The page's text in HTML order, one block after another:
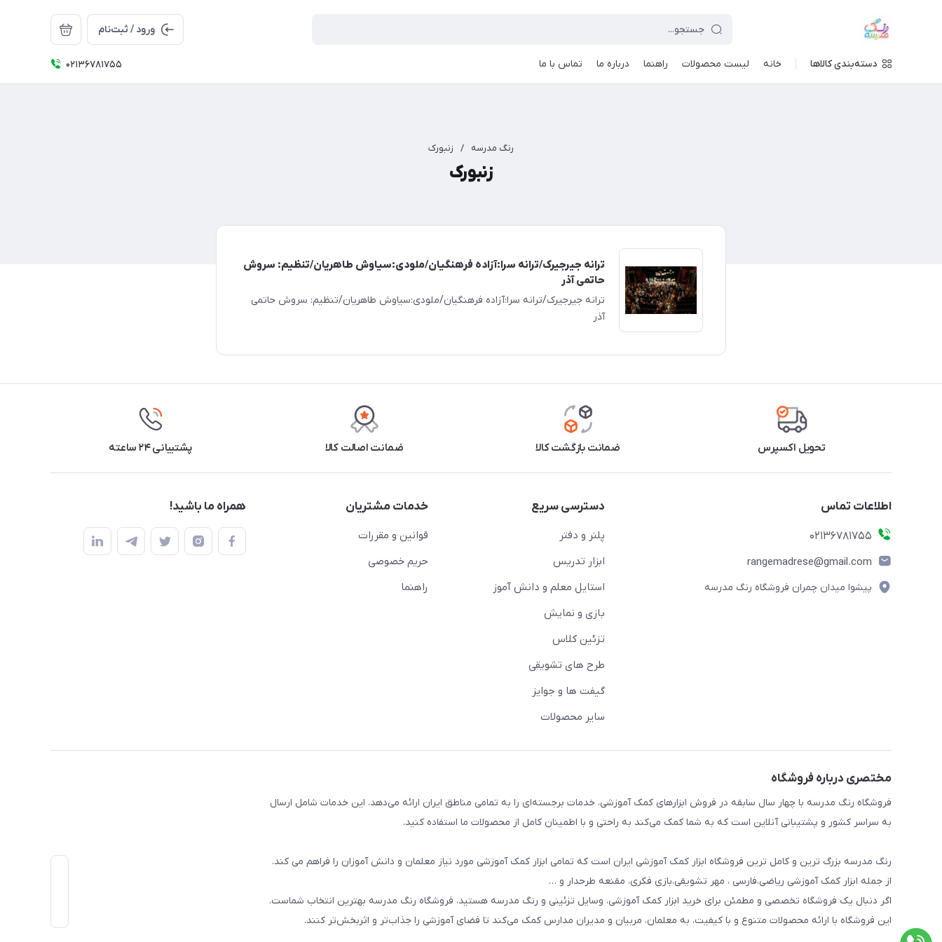
ورود / ثبت‌نام
دسته‌بندی کالاها خانه لیست محصولات راهنما درباره ما تماس با ما 02136781755
رنگ مدرسه / زنبورک
زنبورک
ترانه جیرجیرک/ترانه سرا:آزاده فرهنگیان/ملودی:سیاوش طاهریان/تنظیم: سروش
حاتمی آذر
ترانه جیرجیرک/ترانه سرا:آزاده فرهنگیان/ملودی:سیاوش طاهریان/تنظیم: سروش حاتمی
آذر
تحویل اکسپرس ضمانت بازگشت کالا ضمانت اصالت کالا پشتیبانی ۲۴ ساعته
اطلاعات تماس
02136781755
rangemadrese@gmail.com
پیشوا میدان چمران فروشگاه رنگ مدرسه
دسترسی سریع
پلنر و دفتر
ابزار تدریس
استایل معلم و دانش آموز
بازی و نمایش
تزئین کلاس
طرح های تشویقی
گیفت ها و جوایز
سایر محصولات
خدمات مشتریان
قوانین و مقررات
حریم خصوصی
راهنما
همراه ما باشید!
مختصری درباره فروشگاه
فروشگاه رنگ مدرسه با چهار سال سابقه در فروش ابزارهای کمک آموزشی، خدمات برجسته‌ای را به تمامی مناطق ایران ارائه می‌دهد. این خدمات شامل ارسال
به سراسر کشور و پشتیبانی آنلاین است که به شما کمک می‌کند به راحتی و با اطمینان کامل از محصولات ما استفاده کنید.
رنگ مدرسه بزرگ ترین و کامل ترین فروشگاه ابزار کمک آموزشی ایران است که تمامی ابزار کمک آموزشی مورد نیاز معلمان و دانش آموزان را فراهم می کند.
از جمله ابزار کمک آموزشی ریاضی،فارسی ، مهر تشویقی،بازی فکری، مقنعه طرحدار و …
اگر دنبال یک فروشگاه تخصصی و مطمئن برای خرید ابزار کمک آموزشی، وسایل تزئینی و رنگ مدرسه هستید، فروشگاه رنگ مدرسه بهترین انتخاب شماست.
این فروشگاه با ارائه محصولات متنوع و با کیفیت، به معلمان، مربیان و مدیران مدارس کمک می‌کند تا فضای آموزشی را جذاب‌تر و اثربخش‌تر کنند.